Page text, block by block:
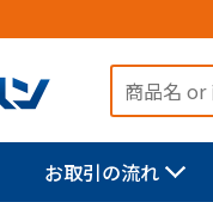
お取引の流れ